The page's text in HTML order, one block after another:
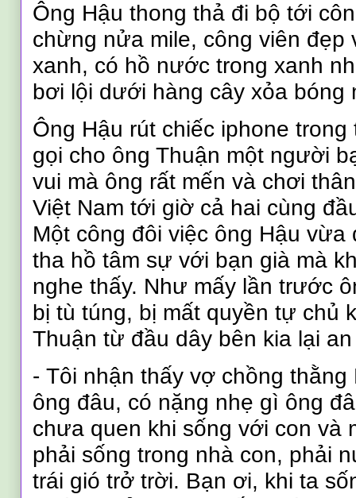
Ông Hậu thong thả đi bộ tới
chừng nửa mile, công viên đẹp
xanh, có hồ nước trong xanh
bơi lội dưới hàng cây xỏa bóng
Ông Hậu rút chiếc iphone
gọi cho ông Thuận một người
vui mà ông rất mến và chơi
Việt Nam tới giờ cả hai cùng
Một công đôi việc ông Hậu
tha hồ tâm sự với bạn già mà
nghe thấy. Như mấy lần trước
bị tù túng, bị mất quyền tự chủ
Thuận từ đầu dây bên kia lại
-Tôi nhận thấy vợ chồng
ông đâu, có nặng nhẹ gì ông
chưa quen khi sống với con và
phải sống trong nhà con, phải
trái gió trở trời. Bạn ơi, khi ta